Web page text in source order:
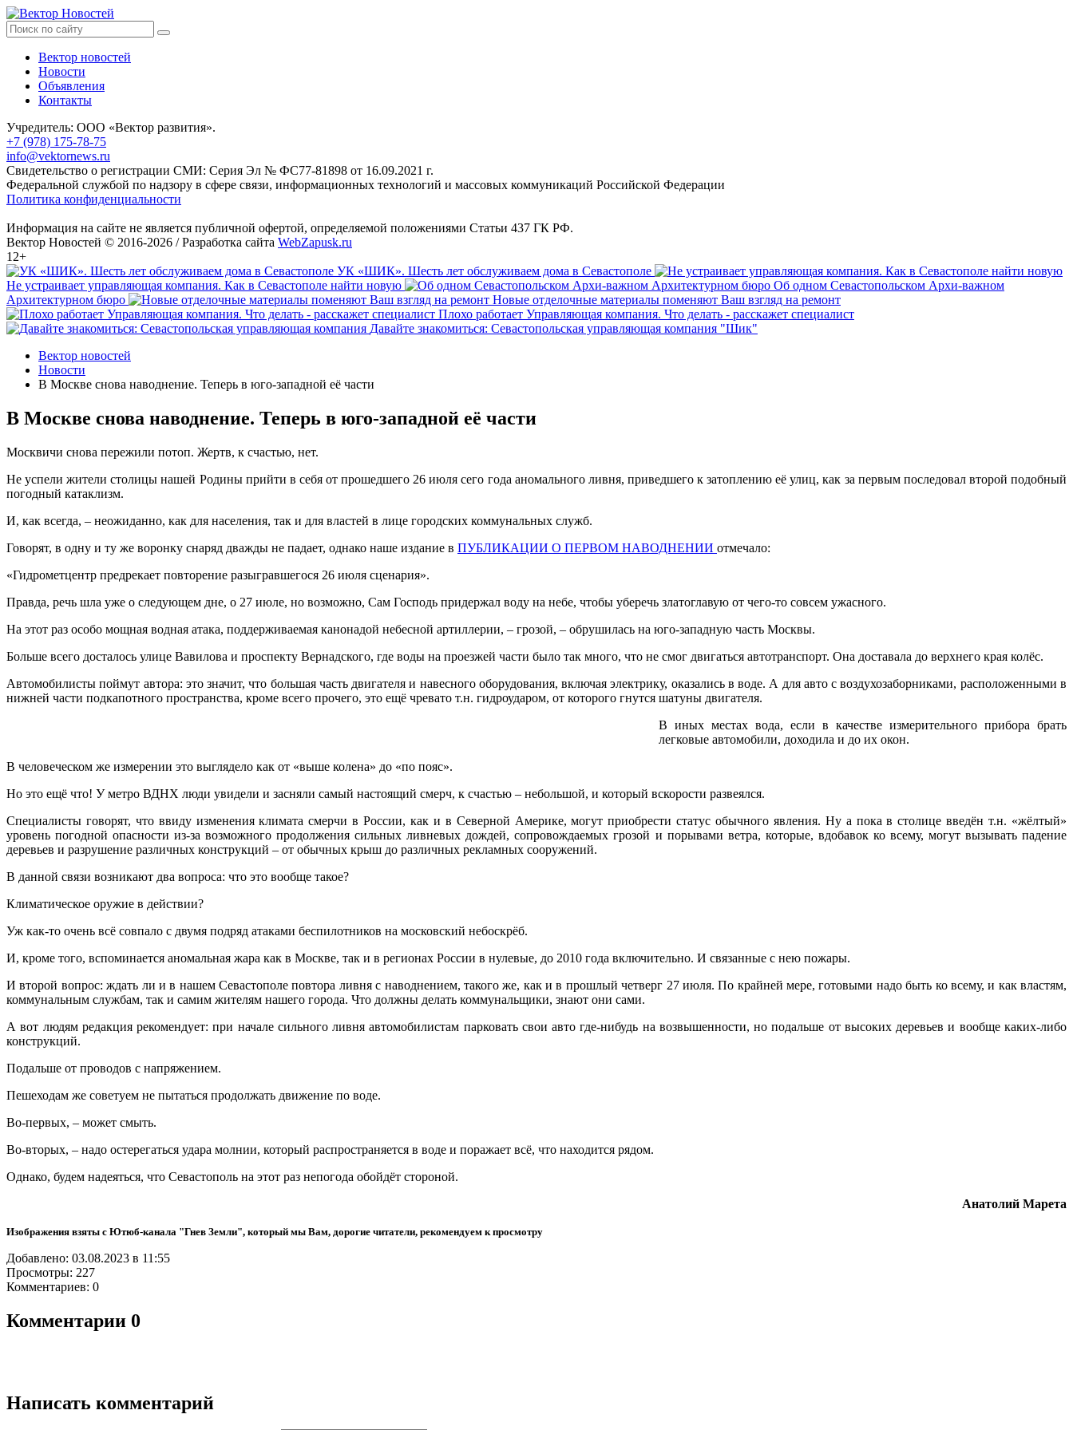
Вектор новостей
Новости
Объявления
Контакты
Учредитель: ООО «Вектор развития».
+7 (978) 175-78-75
info@vektornews.ru
Свидетельство о регистрации СМИ: Серия Эл № ФС77-81898 от 16.09.2021 г.
Федеральной службой по надзору в сфере связи, информационных технологий и массовых коммуникаций Российской Федерации
Политика конфиденциальности
Информация на сайте не является публичной офертой, определяемой положениями Статьи 437 ГК РФ.
Вектор Новостей © 2016-2026 /Разработка сайта WebZapusk.ru
12+
УК «ШИК». Шесть лет обслуживаем дома в Севастополе
Не устраивает управляющая компания. Как в Севастополе найти новую
Об одном Севастопольском Архи-важном
Архитектурном бюро
Новые отделочные материалы поменяют Ваш взгляд на ремонт
Плохо работает Управляющая компания. Что делать - расскажет специалист
Давайте знакомиться: Севастопольская управляющая компания "Шик"
Вектор новостей
Новости
В Москве снова наводнение. Теперь в юго-западной её части
В Москве снова наводнение. Теперь в юго-западной её части
Москвичи снова пережили потоп. Жертв, к счастью, нет.
Не успели жители столицы нашей Родины прийти в себя от прошедшего 26 июля сего года аномального ливня, приведшего к затоплению её улиц, как за первым последовал второй подобный
погодный катаклизм.
И, как всегда, – неожиданно, как для населения, так и для властей в лице городских коммунальных служб.
Говорят, в одну и ту же воронку снаряд дважды не падает, однако наше издание в ПУБЛИКАЦИИ О ПЕРВОМ НАВОДНЕНИИ отмечало:
«Гидрометцентр предрекает повторение разыгравшегося 26 июля сценария».
Правда, речь шла уже о следующем дне, о 27 июле, но возможно, Сам Господь придержал воду на небе, чтобы уберечь златоглавую от чего-то совсем ужасного.
На этот раз особо мощная водная атака, поддерживаемая канонадой небесной артиллерии, – грозой, – обрушилась на юго-западную часть Москвы.
Больше всего досталось улице Вавилова и проспекту Вернадского, где воды на проезжей части было так много, что не смог двигаться автотранспорт. Она доставала до верхнего края колёс.
Автомобилисты поймут автора: это значит, что большая часть двигателя и навесного оборудования, включая электрику, оказались в воде. А для авто с воздухозаборниками, расположенными в
нижней части подкапотного пространства, кроме всего прочего, это ещё чревато т.н. гидроударом, от которого гнутся шатуны двигателя.
В иных местах вода, если в качестве измерительного прибора брать
легковые автомобили, доходила и до их окон.
В человеческом же измерении это выглядело как от «выше колена» до «по пояс».
Но это ещё что! У метро ВДНХ люди увидели и засняли самый настоящий смерч, к счастью – небольшой, и который вскорости развеялся.
Специалисты говорят, что ввиду изменения климата смерчи в России, как и в Северной Америке, могут приобрести статус обычного явления. Ну а пока в столице введён т.н. «жёлтый»
уровень погодной опасности из-за возможного продолжения сильных ливневых дождей, сопровождаемых грозой и порывами ветра, которые, вдобавок ко всему, могут вызывать падение
деревьев и разрушение различных конструкций – от обычных крыш до различных рекламных сооружений.
В данной связи возникают два вопроса: что это вообще такое?
Климатическое оружие в действии?
Уж как-то очень всё совпало с двумя подряд атаками беспилотников на московский небоскрёб.
И, кроме того, вспоминается аномальная жара как в Москве, так и в регионах России в нулевые, до 2010 года включительно. И связанные с нею пожары.
И второй вопрос: ждать ли и в нашем Севастополе повтора ливня с наводнением, такого же, как и в прошлый четверг 27 июля. По крайней мере, готовыми надо быть ко всему, и как властям,
коммунальным службам, так и самим жителям нашего города. Что должны делать коммунальщики, знают они сами.
А вот людям редакция рекомендует: при начале сильного ливня автомобилистам парковать свои авто где-нибудь на возвышенности, но подальше от высоких деревьев и вообще каких-либо
конструкций.
Подальше от проводов с напряжением.
Пешеходам же советуем не пытаться продолжать движение по воде.
Во-первых, – может смыть.
Во-вторых, – надо остерегаться удара молнии, который распространяется в воде и поражает всё, что находится рядом.
Однако, будем надеяться, что Севастополь на этот раз непогода обойдёт стороной.
Анатолий Марета
Изображения взяты с Ютюб-канала "Гнев Земли", который мы Вам, дорогие читатели, рекомендуем к просмотру
Добавлено: 03.08.2023 в 11:55
Просмотры: 227
Комментариев: 0
Комментарии 0
Написать комментарий